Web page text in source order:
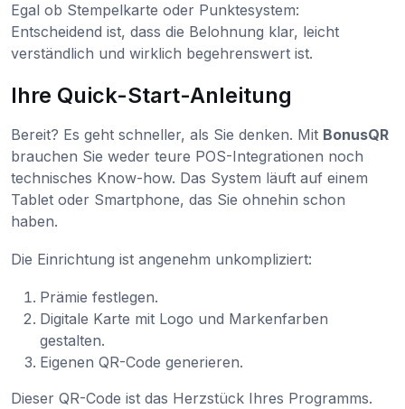
Egal ob Stempelkarte oder Punktesystem:
Entscheidend ist, dass die Belohnung klar, leicht
verständlich und wirklich begehrenswert ist.
Ihre Quick-Start-Anleitung
Bereit? Es geht schneller, als Sie denken. Mit BonusQR
brauchen Sie weder teure POS-Integrationen noch
technisches Know-how. Das System läuft auf einem
Tablet oder Smartphone, das Sie ohnehin schon
haben.
Die Einrichtung ist angenehm unkompliziert:
Prämie festlegen.
Digitale Karte mit Logo und Markenfarben
gestalten.
Eigenen QR-Code generieren.
Dieser QR-Code ist das Herzstück Ihres Programms.